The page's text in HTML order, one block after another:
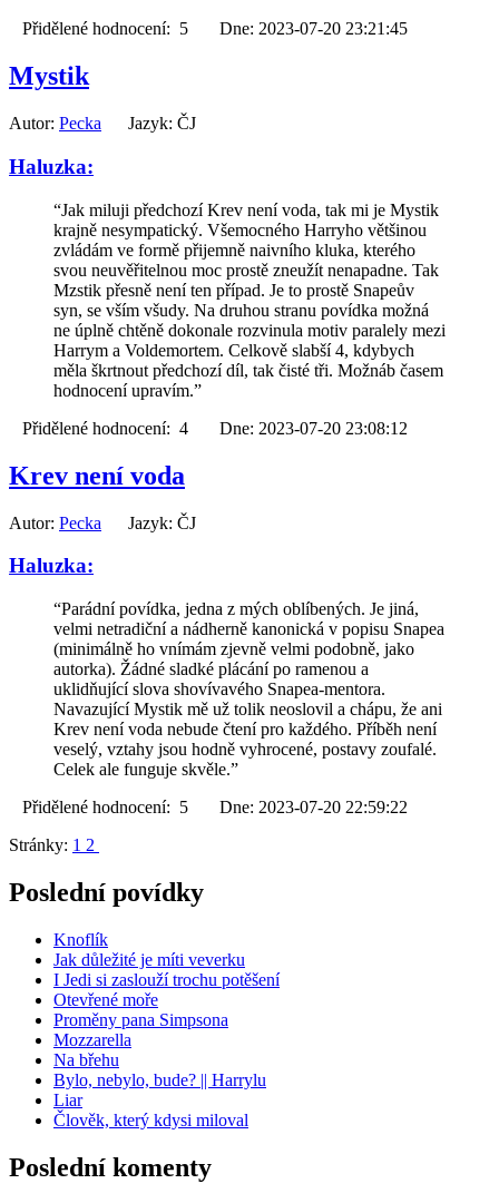
Přidělené hodnocení: 5 Dne: 2023-07-20 23:21:45
Mystik
Autor: Pecka Jazyk: ČJ
Haluzka:
“Jak miluji předchozí Krev není voda, tak mi je Mystik
krajně nesympatický. Všemocného Harryho většinou
zvládám ve formě přijemně naivního kluka, kterého
svou neuvěřitelnou moc prostě zneužít nenapadne. Tak
Mzstik přesně není ten případ. Je to prostě Snapeův
syn, se vším všudy. Na druhou stranu povídka možná
ne úplně chtěně dokonale rozvinula motiv paralely mezi
Harrym a Voldemortem. Celkově slabší 4, kdybych
měla škrtnout předchozí díl, tak čisté tři. Možnáb časem
hodnocení upravím.”
Přidělené hodnocení: 4 Dne: 2023-07-20 23:08:12
Krev není voda
Autor: Pecka Jazyk: ČJ
Haluzka:
“Parádní povídka, jedna z mých oblíbených. Je jiná,
velmi netradiční a nádherně kanonická v popisu Snapea
(minimálně ho vnímám zjevně velmi podobně, jako
autorka). Žádné sladké plácání po ramenou a
uklidňující slova shovívavého Snapea-mentora.
Navazující Mystik mě už tolik neoslovil a chápu, že ani
Krev není voda nebude čtení pro každého. Příběh není
veselý, vztahy jsou hodně vyhrocené, postavy zoufalé.
Celek ale funguje skvěle.”
Přidělené hodnocení: 5 Dne: 2023-07-20 22:59:22
Stránky: 1 2
Poslední povídky
Knoflík
Jak důležité je míti veverku
I Jedi si zaslouží trochu potěšení
Otevřené moře
Proměny pana Simpsona
Mozzarella
Na břehu
Bylo, nebylo, bude? || Harrylu
Liar
Člověk, který kdysi miloval
Poslední komenty